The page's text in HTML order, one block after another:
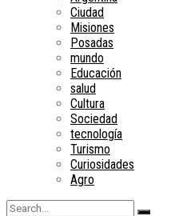
Ciudad
Misiones
Posadas
mundo
Educación
salud
Cultura
Sociedad
tecnología
Turismo
Curiosidades
Agro